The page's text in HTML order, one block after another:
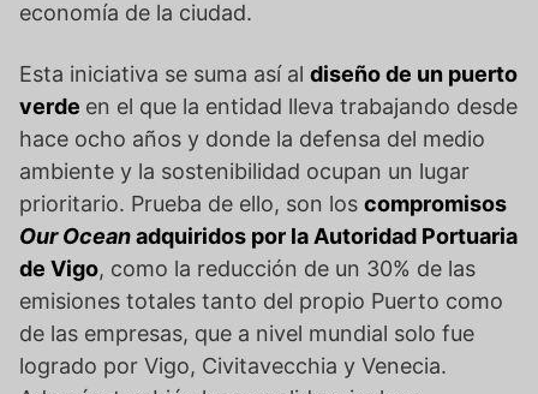
economía de la ciudad.
Esta iniciativa se suma así al diseño de un puerto
verde en el que la entidad lleva trabajando desde
hace ocho años y donde la defensa del medio
ambiente y la sostenibilidad ocupan un lugar
prioritario. Prueba de ello, son los compromisos
Our Oceanadquiridos por la Autoridad Portuaria
de Vigo, como la reducción de un 30% de las
emisiones totales tanto del propio Puerto como
de las empresas, que a nivel mundial solo fue
logrado por Vigo, Civitavecchia y Venecia.